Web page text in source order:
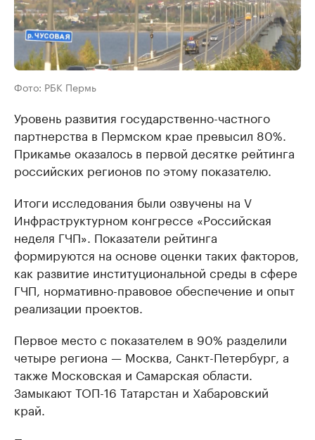
Фото: РБК Пермь
Уровень развития государственно-частного
партнерства в Пермском крае превысил 80%.
Прикамье оказалось в первой десятке рейтинга
российских регионов по этому показателю.
Итоги исследования были озвучены на V
Инфраструктурном конгрессе «Российская
неделя ГЧП». Показатели рейтинга
формируются на основе оценки таких факторов,
как развитие институциональной среды в сфере
ГЧП, нормативно-правовое обеспечение и опыт
реализации проектов.
Первое место с показателем в 90% разделили
четыре региона — Москва, Санкт-Петербург, а
также Московская и Самарская области.
Замыкают ТОП-16 Татарстан и Хабаровский
край.